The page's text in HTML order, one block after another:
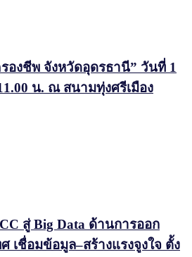
องชีพ จังหวัดอุดรธานี” วันที่ 1
น. ณ สนามทุ่งศรีเมือง
สู่ Big Data ด้านการออก
เชื่อมข้อมูล–สร้างแรงจูงใจ ตั้ง